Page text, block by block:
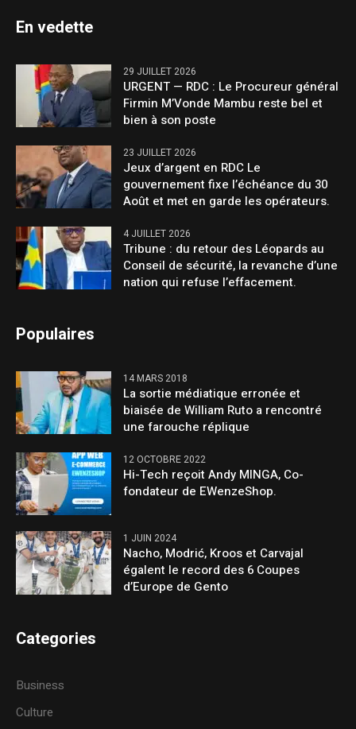
En vedette
29 JUILLET 2026
URGENT — RDC : Le Procureur général
Firmin M’Vonde Mambu reste bel et
bien à son poste
23 JUILLET 2026
Jeux d’argent en RDC Le
gouvernement fixe l’échéance du 30
Août et met en garde les opérateurs.
4 JUILLET 2026
Tribune : du retour des Léopards au
Conseil de sécurité, la revanche d’une
nation qui refuse l’effacement.
Populaires
14 MARS 2018
La sortie médiatique erronée et
biaisée de William Ruto a rencontré
une farouche réplique
12 OCTOBRE 2022
Hi-Tech reçoit Andy MINGA, Co-
fondateur de EWenzeShop.
1 JUIN 2024
Nacho, Modrić, Kroos et Carvajal
égalent le record des 6 Coupes
d’Europe de Gento
Categories
Business
Culture